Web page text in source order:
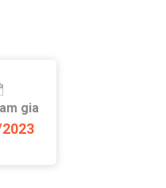
gia